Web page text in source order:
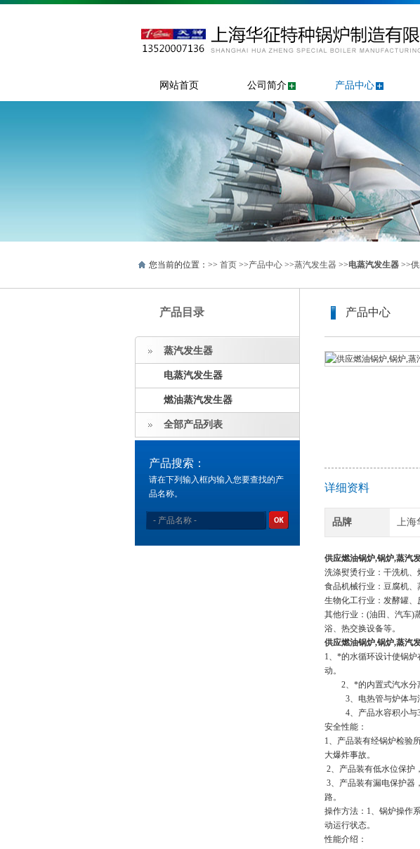
网站首页 公司简介 产品中心
您当前的位置：>> 首页 >>产品中心 >>蒸汽发生器 >>电蒸汽发生器 >>
产品目录
蒸汽发生器
电蒸汽发生器
燃油蒸汽发生器
全部产品列表
产品搜索：
请在下列输入框内输入您要查找的产
品名称。
产品中心
详细资料
品牌 上海
供应燃油锅炉,锅炉,蒸汽
洗涤熨烫行业：干洗机、
食品机械行业：豆腐机
生物化工行业：发酵罐
其他行业：(油田、汽车)
浴、热交换设备等。
供应燃油锅炉,锅炉,蒸汽
1、*的水循环设计使锅
动。
2、*的内置式汽水分离
3、电热管与炉体与法
4、产品水容积小与
安全性能：
1、产品装有经锅炉检验
大爆炸事故。
2、产品装有低水位保护
3、产品装有漏电保护器
路。
操作方法：1、锅炉操作
动运行状态。
性能介绍：